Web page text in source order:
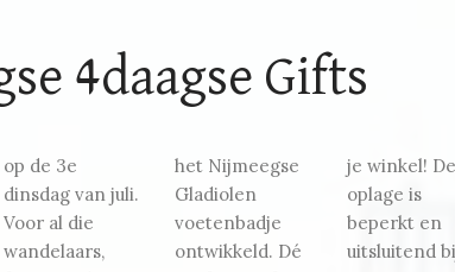
4daagse Gifts